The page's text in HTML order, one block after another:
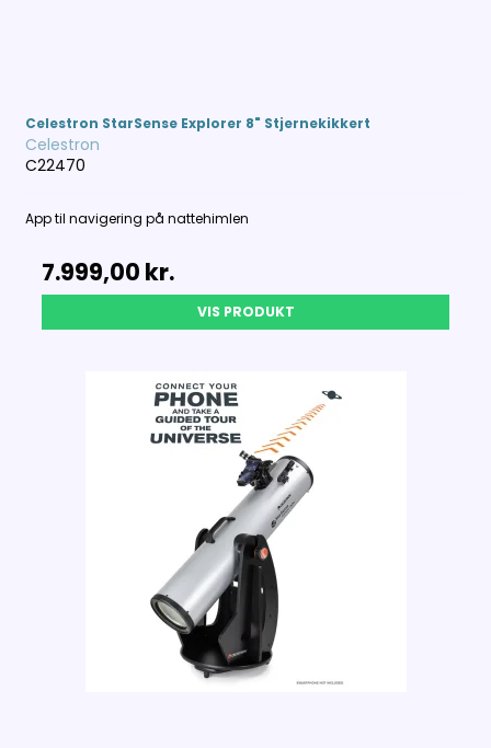
Celestron StarSense Explorer 8" Stjernekikkert
Celestron
C22470
App til navigering på nattehimlen
7.999,00 kr.
VIS PRODUKT